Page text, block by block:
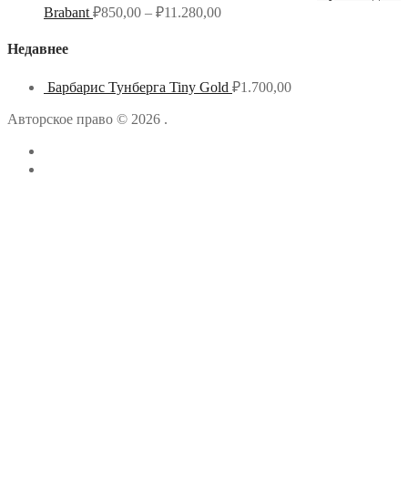
Brabant ₽850,00 – ₽11.280,00
Недавнее
Барбарис Тунберга Tiny Gold ₽1.700,00
Авторское право © 2026 .